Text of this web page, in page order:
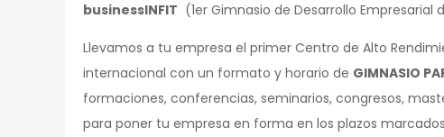
businessINFIT (1er Gimnasio de Desarrollo Empresarial
Llevamos a tu empresa el primer Centro de Alto
internacional con un formato y horario de GIMNASIO
formaciones, conferencias, seminarios, congresos,
para poner tu empresa en forma en los plazos